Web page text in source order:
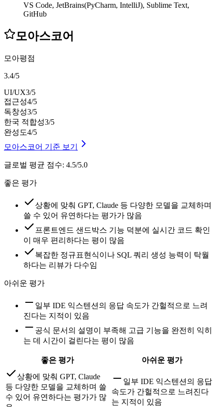
VS Code, JetBrains(PyCharm, IntelliJ), Sublime Text,
GitHub
모아스코어
모아평점
3.4/5
UI/UX3/5
접근성4/5
독창성3/5
한국 적합성3/5
완성도4/5
모아스코어 기준 보기
글로벌 평균 점수: 4.5/5.0
좋은 평가
상황에 맞춰 GPT, Claude 등 다양한 모델을 교체하며
쓸 수 있어 유연하다는 평가가 많음
프론트엔드 샌드박스 기능 덕분에 실시간 코드 확인
이 매우 편리하다는 평이 많음
복잡한 정규표현식이나 SQL 쿼리 생성 능력이 탁월
하다는 리뷰가 다수임
아쉬운 평가
일부 IDE 익스텐션의 응답 속도가 간헐적으로 느려
진다는 지적이 있음
공식 문서의 설명이 부족해 고급 기능을 완전히 익히
는 데 시간이 걸린다는 평이 많음
좋은 평가
아쉬운 평가
상황에 맞춰 GPT, Claude
등 다양한 모델을 교체하며 쓸
수 있어 유연하다는 평가가 많
일부 IDE 익스텐션의 응답
속도가 간헐적으로 느려진다
는 지적이 있음